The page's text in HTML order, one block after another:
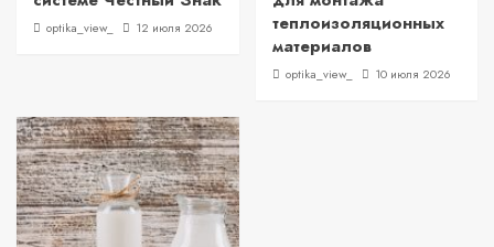
optika_view_ 12 июля 2026
теплоизоляционных
материалов
optika_view_ 10 июля 2026